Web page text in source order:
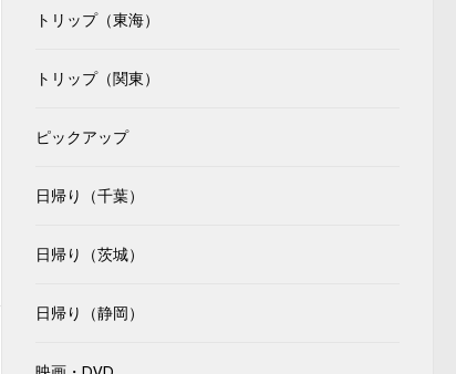
トリップ（東海）
トリップ（関東）
ピックアップ
日帰り（千葉）
日帰り（茨城）
日帰り（静岡）